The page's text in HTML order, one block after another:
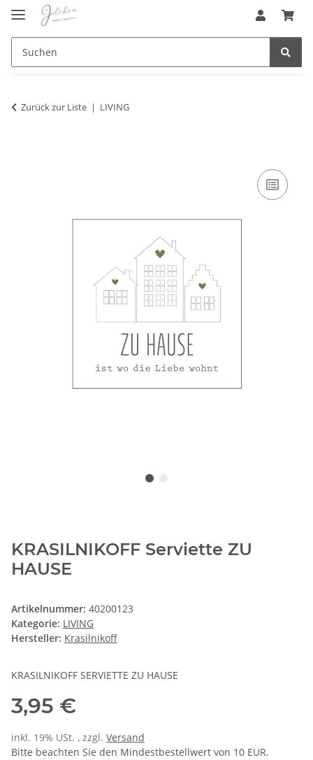
Zurück zur Liste LIVING
KRASILNIKOFF Serviette ZU
HAUSE
Artikelnummer: 40200123
Kategorie: LIVING
Hersteller: Krasilnikoff
KRASILNIKOFF SERVIETTE ZU HAUSE
3,95 €
inkl. 19% USt. , zzgl. Versand
Bitte beachten Sie den Mindestbestellwert von 10 EUR.